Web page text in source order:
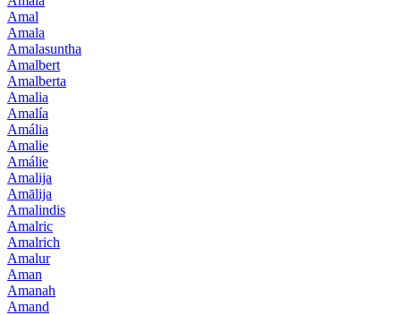
Amal
Amala
Amalasuntha
Amalbert
Amalberta
Amalia
Amalía
Amália
Amalie
Amálie
Amalija
Amālija
Amalindis
Amalric
Amalrich
Amalur
Aman
Amanah
Amand